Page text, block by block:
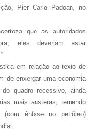
Pier Carlo Padoan, no
que as autoridades
eles deveriam estar
em relação ao texto de
de enxergar uma economia
quadro recessivo, ainda
mais austeras, temendo
ênfase no petróleo)